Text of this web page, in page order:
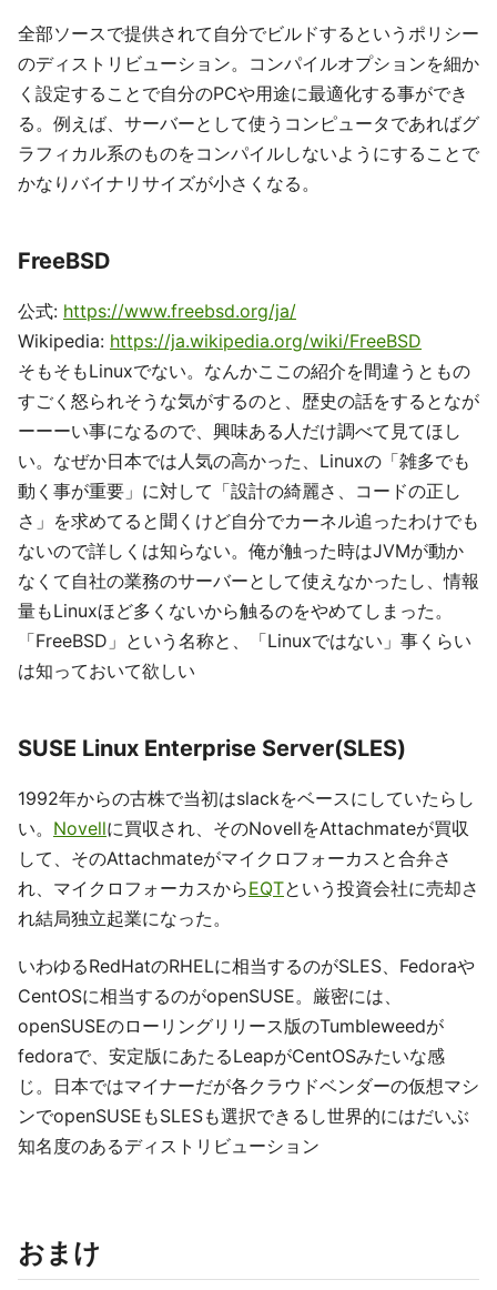
全部ソースで提供されて自分でビルドするというポリシー
のディストリビューション。コンパイルオプションを細か
く設定することで自分のPCや用途に最適化する事ができ
る。例えば、サーバーとして使うコンピュータであればグ
ラフィカル系のものをコンパイルしないようにすることで
かなりバイナリサイズが小さくなる。
FreeBSD
公式: https://www.freebsd.org/ja/
Wikipedia: https://ja.wikipedia.org/wiki/FreeBSD
そもそもLinuxでない。なんかここの紹介を間違うともの
すごく怒られそうな気がするのと、歴史の話をするとなが
ーーーい事になるので、興味ある人だけ調べて見てほし
い。なぜか日本では人気の高かった、Linuxの「雑多でも
動く事が重要」に対して「設計の綺麗さ、コードの正し
さ」を求めてると聞くけど自分でカーネル追ったわけでも
ないので詳しくは知らない。俺が触った時はJVMが動か
なくて自社の業務のサーバーとして使えなかったし、情報
量もLinuxほど多くないから触るのをやめてしまった。
「FreeBSD」という名称と、「Linuxではない」事くらい
は知っておいて欲しい
SUSE Linux Enterprise Server(SLES)
1992年からの古株で当初はslackをベースにしていたらし
い。 Novellに買収され、そのNovellをAttachmateが買収
して、そのAttachmateがマイクロフォーカスと合弁さ
れ、マイクロフォーカスからEQTという投資会社に売却さ
れ結局独立起業になった。
いわゆるRedHatのRHELに相当するのがSLES、Fedoraや
CentOSに相当するのがopenSUSE。厳密には、
openSUSEのローリングリリース版のTumbleweedが
fedoraで、安定版にあたるLeapがCentOSみたいな感
じ。日本ではマイナーだが各クラウドベンダーの仮想マシ
ンでopenSUSEもSLESも選択できるし世界的にはだいぶ
知名度のあるディストリビューション
おまけ